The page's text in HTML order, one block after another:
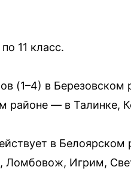
11 класс.
(1–4) в
районе — в Талинке,
в
Ломбовож, Игрим,